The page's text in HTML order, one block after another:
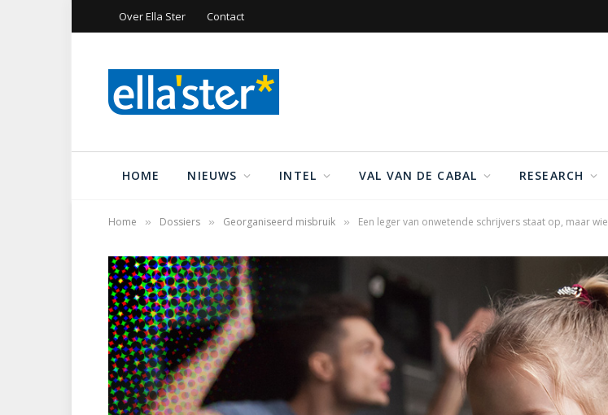
Over Ella Ster Contact
HOME NIEUWS INTEL VAL VAN DE CABAL RESEARCH
Home » Dossiers » Georganiseerd misbruik » Een leger van onwetende schrijvers staat op, maar